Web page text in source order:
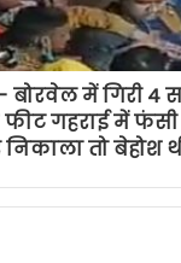
बोरवेल में गिरी
फीट गहराई में
निकाला तो बेहोश